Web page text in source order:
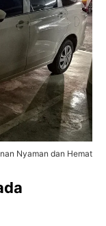
Nyaman dan Hemat